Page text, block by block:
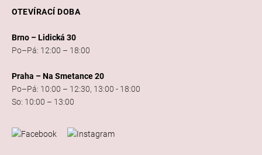
OTEVÍRACÍ DOBA
Brno – Lidická 30
Po–Pá: 12:00 – 18:00
Praha – Na Smetance 20
Po–Pá: 10:00 – 12:30, 13:00 - 18:00
So: 10:00 – 13:00